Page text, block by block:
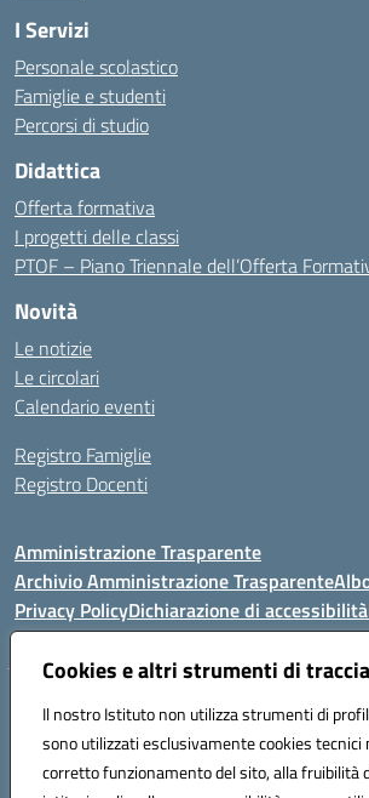
Cookies e altri strumenti di
Il nostro Istituto non utilizza strumenti di
sono utilizzati esclusivamente cookies tecnici
corretto funzionamento del sito, alla fruibilità
I Servizi
Personale scolastico
Famiglie e studenti
Percorsi di studio
Didattica
Offerta formativa
I progetti delle classi
PTOF – Piano Triennale dell’Offerta
Novità
Le notizie
Le circolari
Calendario eventi
Registro Famiglie
Registro Docenti
Amministrazione Trasparente
Archivio Amministrazione Trasparente
Privacy PolicyDichiarazione di accessibilità
Istituto Comprensivo Statale
Via Cupa Campanariello, 5 - 80059, Torre del
Tel. +39 0818834377 - Fax +39 0818834377 -